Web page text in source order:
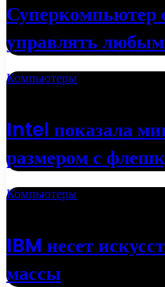
управлять
Компьютеры
Intel показала
размером с
Компьютеры
IBM несет
массы